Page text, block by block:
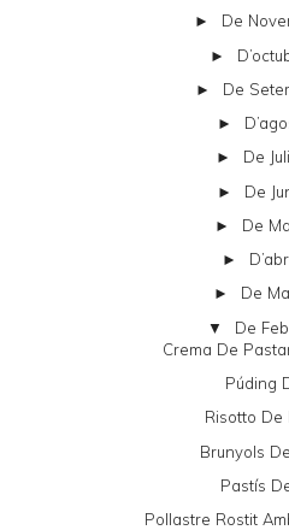
► De
►
► De
►
► De
► De
► De
►
► De
▼ De
Crema De
Púding
Risotto De
Brunyols
Pastís
Pollastre Rostit